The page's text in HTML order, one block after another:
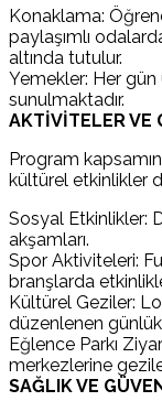
Konaklama:
paylaşımlı
altında tutulur.
Yemekler: Her
sunulmaktadır.
AKTİVİTELER VE
Program
kültürel etkinlikler
Sosyal Etkinlikler:
akşamları.
Spor Aktiviteleri:
branşlarda
Kültürel Geziler:
düzenlenen
Eğlence Parkı
merkezlerine
SAĞLIK VE